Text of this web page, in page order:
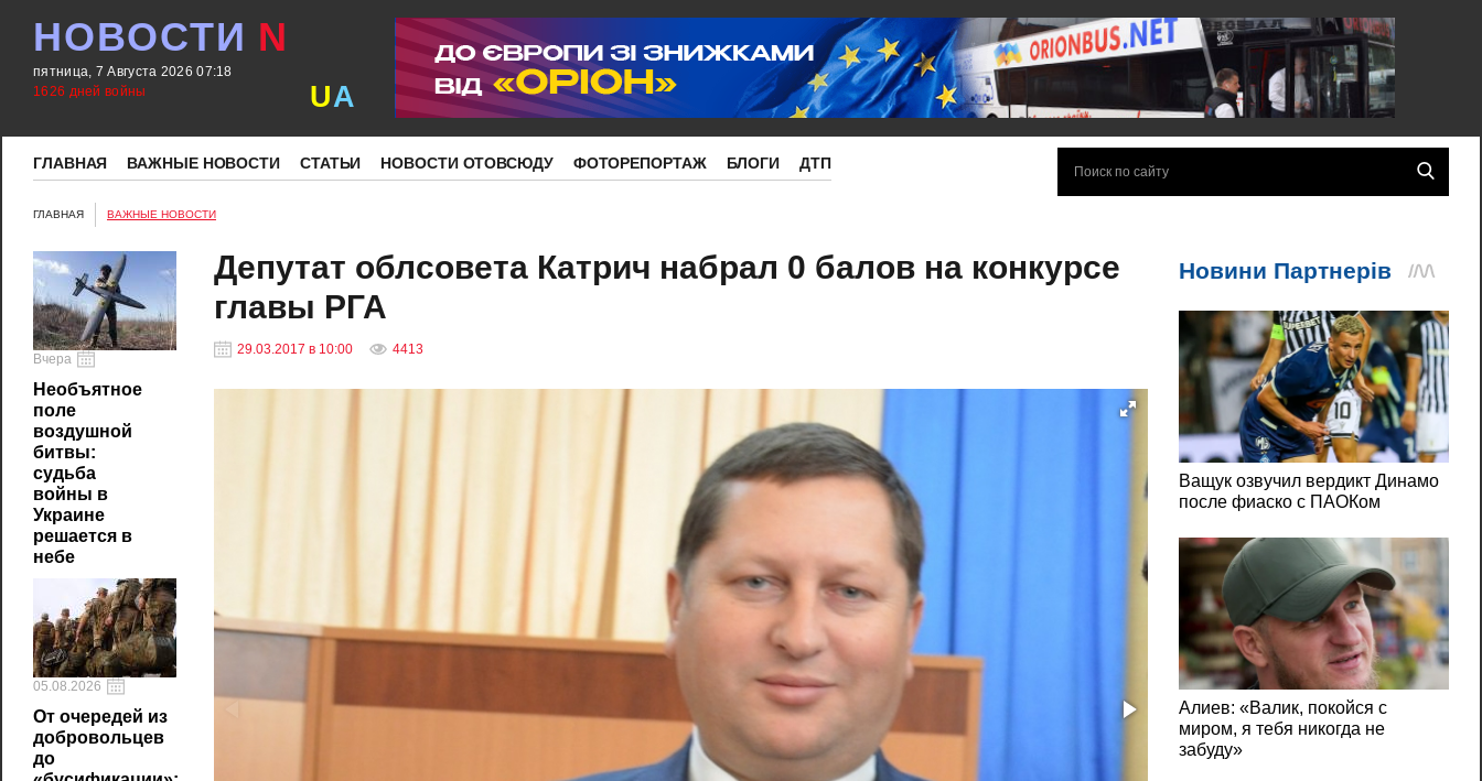
НОВОСТИ N
пятница, 7 Августа 2026 07:18
1626 дней войны
UA
ГЛАВНАЯ ВАЖНЫЕ НОВОСТИ СТАТЬИ НОВОСТИ ОТОВСЮДУ ФОТОРЕПОРТАЖ БЛОГИ ДТП
ГЛАВНАЯ ВАЖНЫЕ НОВОСТИ
Вчера
Необъятное
поле
воздушной
битвы:
судьба
войны в
Украине
решается в
небе
05.08.2026
От очередей из
добровольцев
до
Депутат облсовета Катрич набрал 0 балов на конкурсе
главы РГА
29.03.2017 в 10:00 4413